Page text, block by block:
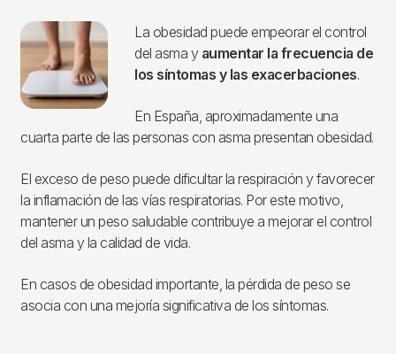
Imagen
La obesidad puede empeorar el control
del asma y aumentar la frecuencia de
los síntomas y las exacerbaciones.
En España, aproximadamente una
cuarta parte de las personas con asma presentan obesidad.
El exceso de peso puede dificultar la respiración y favorecer
la inflamación de las vías respiratorias. Por este motivo,
mantener un peso saludable contribuye a mejorar el control
del asma y la calidad de vida.
En casos de obesidad importante, la pérdida de peso se
asocia con una mejoría significativa de los síntomas.